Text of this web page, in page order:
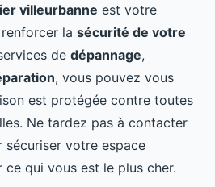
villeurbanne est votre
la sécurité de votre
de dépannage,
, vous pouvez vous
est protégée contre toutes
Ne tardez pas à contacter
sécuriser votre espace
qui vous est le plus cher.